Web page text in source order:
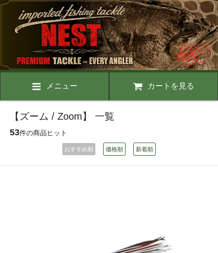
メニュー カートを見る
【ズーム / Zoom】 一覧
53件の商品ヒット
おすすめ順 価格順 新着順